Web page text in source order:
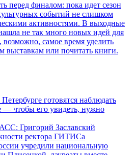
перед финалом: пока идет сезон
событий не слишком
активностями. В выходные
не так много новых идей для
самое время уделить
выставкам или почитать книги.
готовятся наблюдать
— чтобы его увидеть, нужно
Григорий Заславский
ректора ГИТИСа
учредили национальную